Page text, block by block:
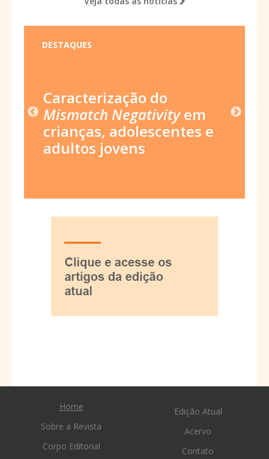
DESTAQUES
Caracterização do
Mismatch Negativityem
crianças, adolescentes e
adultos jovens
Home
Sobre a Revista
Corpo Editorial
Edição Atual
Acervo
Contato